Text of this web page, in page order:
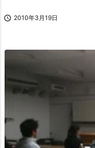
 2010年3月19日